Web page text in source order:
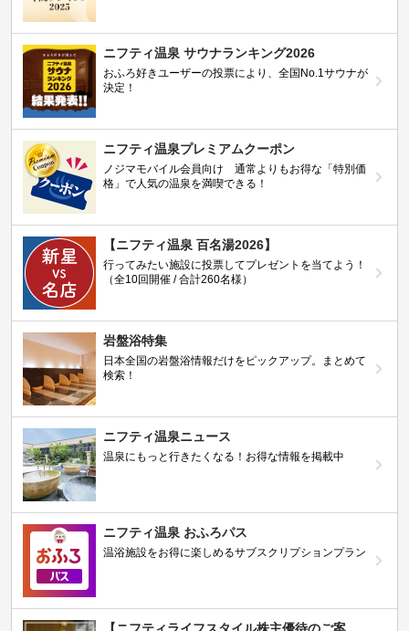
ニフティ温泉 サウナランキング2026
おふろ好きユーザーの投票により、全国No.1サウナが
決定！
ニフティ温泉プレミアムクーポン
ノジマモバイル会員向け 通常よりもお得な「特別価
格」で人気の温泉を満喫できる！
【ニフティ温泉 百名湯2026】
行ってみたい施設に投票してプレゼントを当てよう！
（全10回開催 / 合計260名様）
岩盤浴特集
日本全国の岩盤浴情報だけをピックアップ。まとめて
検索！
ニフティ温泉ニュース
温泉にもっと行きたくなる！お得な情報を掲載中
ニフティ温泉 おふろパス
温浴施設をお得に楽しめるサブスクリプションプラン